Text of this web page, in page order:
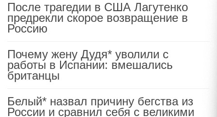
После трагедии в США Лагутенко
предрекли скорое возвращение в
Россию
Почему жену Дудя* уволили с
работы в Испании: вмешались
британцы
Белый* назвал причину бегства из
России и сравнил себя с великими